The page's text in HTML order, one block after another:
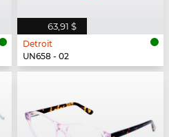
63,91 $
Detroit
UN658 - 02